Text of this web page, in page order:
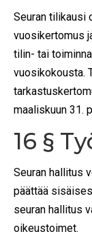
Seuran tilikausi
vuosikertomus
tilin- tai
vuosikokousta.
maaliskuun 31.
16 §
Seuran hallitus
päättää
seuran hallitus
oikeustoimet.